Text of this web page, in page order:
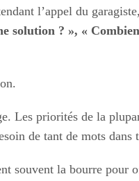
l’appel du
solution ? », «
Les priorités de la
de tant de mots
souvent la bourre pour